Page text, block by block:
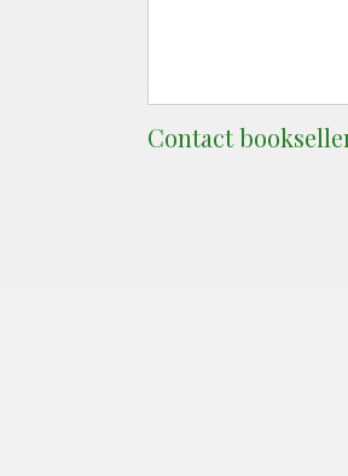
Contact